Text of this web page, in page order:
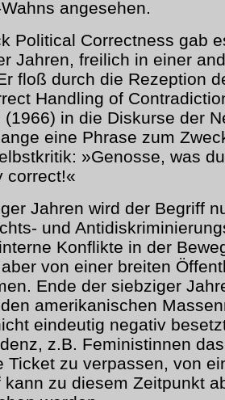
angesehen.
Political Correctness gab
Jahren, freilich in einer
floß durch die Rezeption
Handling of
(1966) in die Diskurse der
eine Phrase zum
»Genosse, was
correct!«
Jahren wird der Begriff
und
Konflikte in der
von einer breiten
Ende der siebziger
amerikanischen
eindeutig negativ
z.B. Feministinnen das
Ticket zu verpassen, von
kann zu diesem Zeitpunkt